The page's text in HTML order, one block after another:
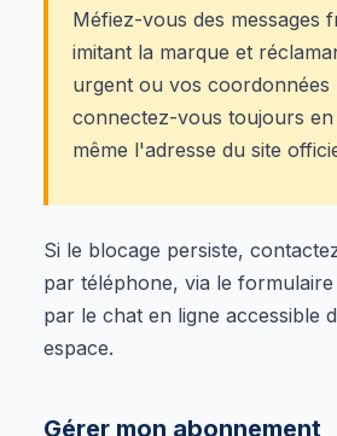
Méfiez-vous des messages
imitant la marque et
urgent ou vos coordonnées
connectez-vous toujours
même l'adresse du site
Si le blocage persiste,
par téléphone, via le
par le chat en ligne accessible
espace.
Gérer mon abonnement